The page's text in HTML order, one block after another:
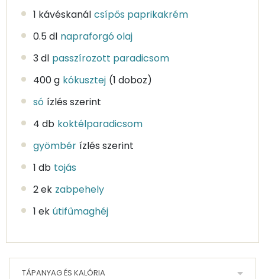
1 kávéskanál csípős paprikakrém
0.5 dl napraforgó olaj
3 dl passzírozott paradicsom
400 g kókusztej (1 doboz)
só ízlés szerint
4 db koktélparadicsom
gyömbér ízlés szerint
1 db tojás
2 ek zabpehely
1 ek útifűmaghéj
TÁPANYAG ÉS KALÓRIA